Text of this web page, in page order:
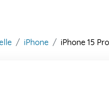
iPhone iPhone 15